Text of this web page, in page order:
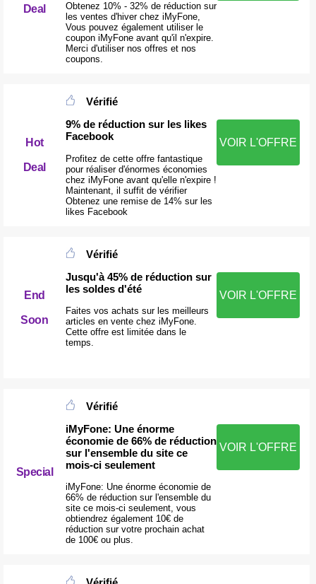
Deal
Obtenez 10% - 32% de réduction sur
les ventes d'hiver chez iMyFone,
Vous pouvez également utiliser le
coupon iMyFone avant qu'il n'expire.
Merci d'utiliser nos offres et nos
coupons.
Hot
Deal
Vérifié
9% de réduction sur les likes
Facebook
Profitez de cette offre fantastique
pour réaliser d'énormes économies
chez iMyFone avant qu'elle n'expire !
Maintenant, il suffit de vérifier
Obtenez une remise de 14% sur les
likes Facebook
VOIR L'OFFRE
End
Soon
Vérifié
Jusqu'à 45% de réduction sur
les soldes d'été
Faites vos achats sur les meilleurs
articles en vente chez iMyFone.
Cette offre est limitée dans le
temps.
VOIR L'OFFRE
Special
Vérifié
iMyFone: Une énorme
économie de 66% de réduction
sur l'ensemble du site ce
mois-ci seulement
iMyFone: Une énorme économie de
66% de réduction sur l'ensemble du
site ce mois-ci seulement, vous
obtiendrez également 10€ de
réduction sur votre prochain achat
de 100€ ou plus.
VOIR L'OFFRE